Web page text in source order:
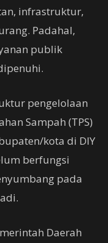
infrastruktur,
Padahal,
publik
pengelolaan
Sampah (TPS)
kota di DIY
berfungsi
pada
Daerah